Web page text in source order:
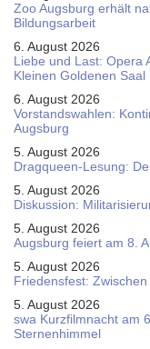
Zoo Augsburg erhält
Bildungsarbeit
6. August 2026
Liebe und Last: Opera
Kleinen Goldenen Saal
6. August 2026
Vorstandswahlen:
Augsburg
5. August 2026
Dragqueen-Lesung:
5. August 2026
Diskussion:
5. August 2026
Augsburg feiert am 8.
5. August 2026
Friedensfest:
5. August 2026
swa Kurz­film­nacht am
Sternen­himmel